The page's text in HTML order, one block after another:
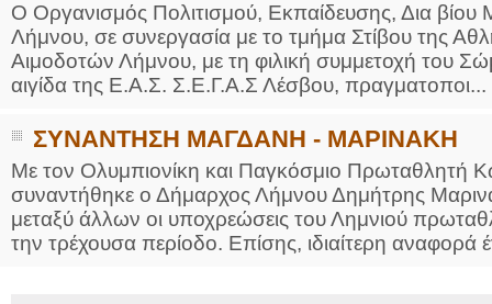
Ο Οργανισμός Πολιτισμού, Εκπαίδευσης, Δια
Λήμνου, σε συνεργασία με το τμήμα Στίβου της
Αιμοδοτών Λήμνου, με τη φιλική συμμετοχή του
αιγίδα της Ε.Α.Σ. Σ.Ε.Γ.Α.Σ Λέσβου, πραγματοποι...
ΣΥΝΑΝΤΗΣΗ ΜΑΓΔΑΝΗ - ΜΑΡΙΝΑΚΗ
Με τον Ολυμπιονίκη και Παγκόσμιο Πρωταθλητή
συναντήθηκε ο Δήμαρχος Λήμνου Δημήτρης
μεταξύ άλλων οι υποχρεώσεις του Λημνιού
την τρέχουσα περίοδο. Επίσης, ιδιαίτερη αναφορά